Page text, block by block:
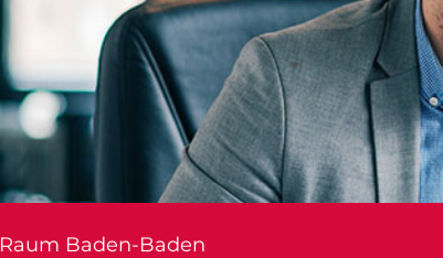
Raum Baden-Baden